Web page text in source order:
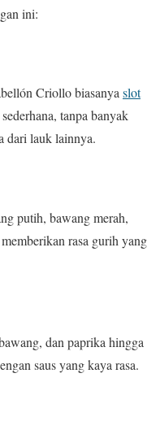
ini:
Criollo biasanya slot
tanpa banyak
dari lauk lainnya.
putih, bawang merah,
rasa gurih yang
dan paprika hingga
saus yang kaya rasa.